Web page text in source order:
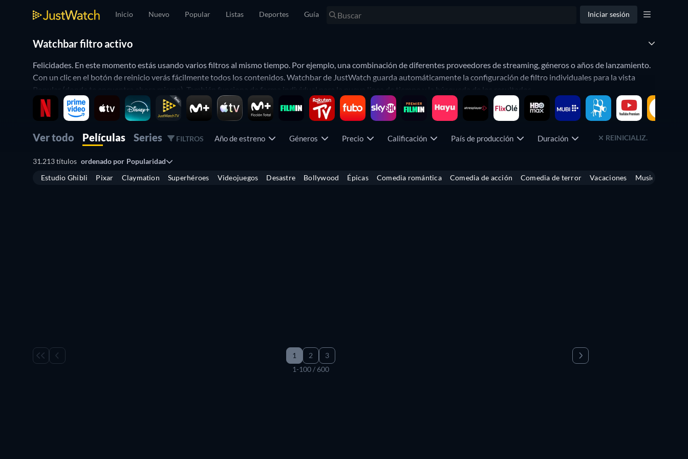
Inicio Nuevo Popular Listas Deportes Guía Iniciar sesión
Watchbar filtro activo
Felicidades. En este momento estás usando varios filtros al mismo tiempo. Por ejemplo, una combinación de diferentes proveedores de streaming, géneros o años de lanzamiento.
Con un clic en el botón de reinicio verás fácilmente todos los contenidos. Watchbar de JustWatch guarda automáticamente la configuración de filtro individuales para la vista
Popular (donde te encuentra ahora mismo). También funciona de forma individual para la nueva línea de tiempo y la búsqueda de los resultados.
De esta manera puedes personalizar JustWatch a tu gusto. Por ejemplo, podrás mostrar el contenido de tus proveedores favoritos de streaming, años de lanzamiento o géneros.
Ver todo Películas Series FILTROS Año de estreno Géneros Precio Calificación País de producción Duración Clasificación por edades
REINICIALIZ.
31.213 títulos ordenado por Popularidad
Estudio Ghibli
Pixar Claymation Superhéroes Videojuegos Desastre Bollywood Épicas Comedia romántica Comedia de acción Comedia de terror Vacaciones Musicales
1 2
3
1-100 / 600